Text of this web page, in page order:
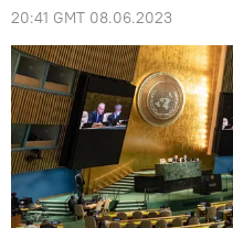
20:41 GMT 08.06.2023